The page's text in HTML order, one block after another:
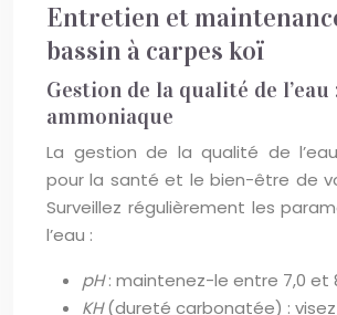
Entretien et
bassin à carpes koï
Gestion de la qualité de l’eau
ammoniaque
La gestion de la qualité de
pour la santé et le bien-être de
Surveillez régulièrement les
l’eau :
pH: maintenez-le entre 7,0 et
KH(dureté carbonatée) : visez